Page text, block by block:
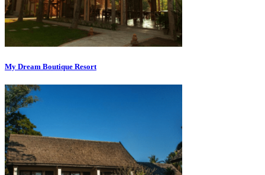
My Dream Boutique Resort